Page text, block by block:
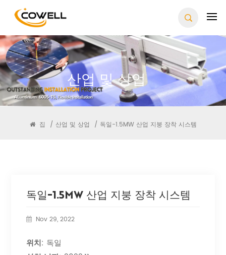
산업 및 상업
집 / 산업 및 상업 / 독일-1.5MW 산업 지붕 장착 시스템
독일-1.5MW 산업 지붕 장착 시스템
Nov 29, 2022
위치: 독일